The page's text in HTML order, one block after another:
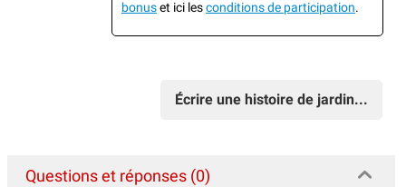
bonuset ici lesconditions de participation.
Écrire une histoire de jardin...
Questions et réponses (0)